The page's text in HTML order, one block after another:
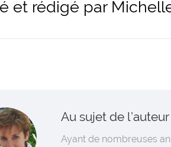
et rédigé par
Au sujet de l’auteur
Ayant de nombreuses